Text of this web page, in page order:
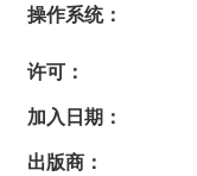
操作系统：
许可：
加入日期：
出版商：